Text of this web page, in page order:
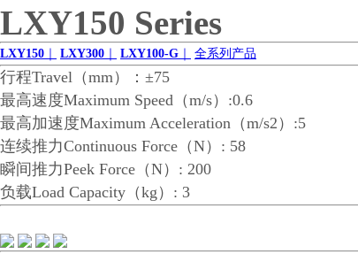
LXY150 Series
LXY150 LXY300 LXY100-G 全系列产品
行程Travel（mm）：±75
最高速度Maximum Speed（m/s）:0.6
最高加速度Maximum Acceleration（m/s2）:5
连续推力Continuous Force（N）: 58
瞬间推力Peek Force（N）: 200
负载Load Capacity（kg）: 3